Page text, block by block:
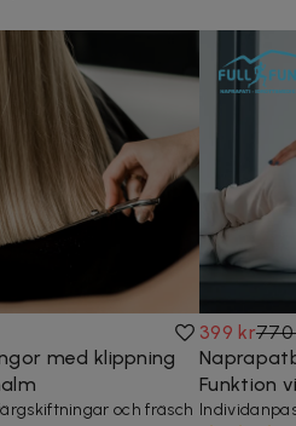
med klippning
och fräsch
399 kr770
Funktion